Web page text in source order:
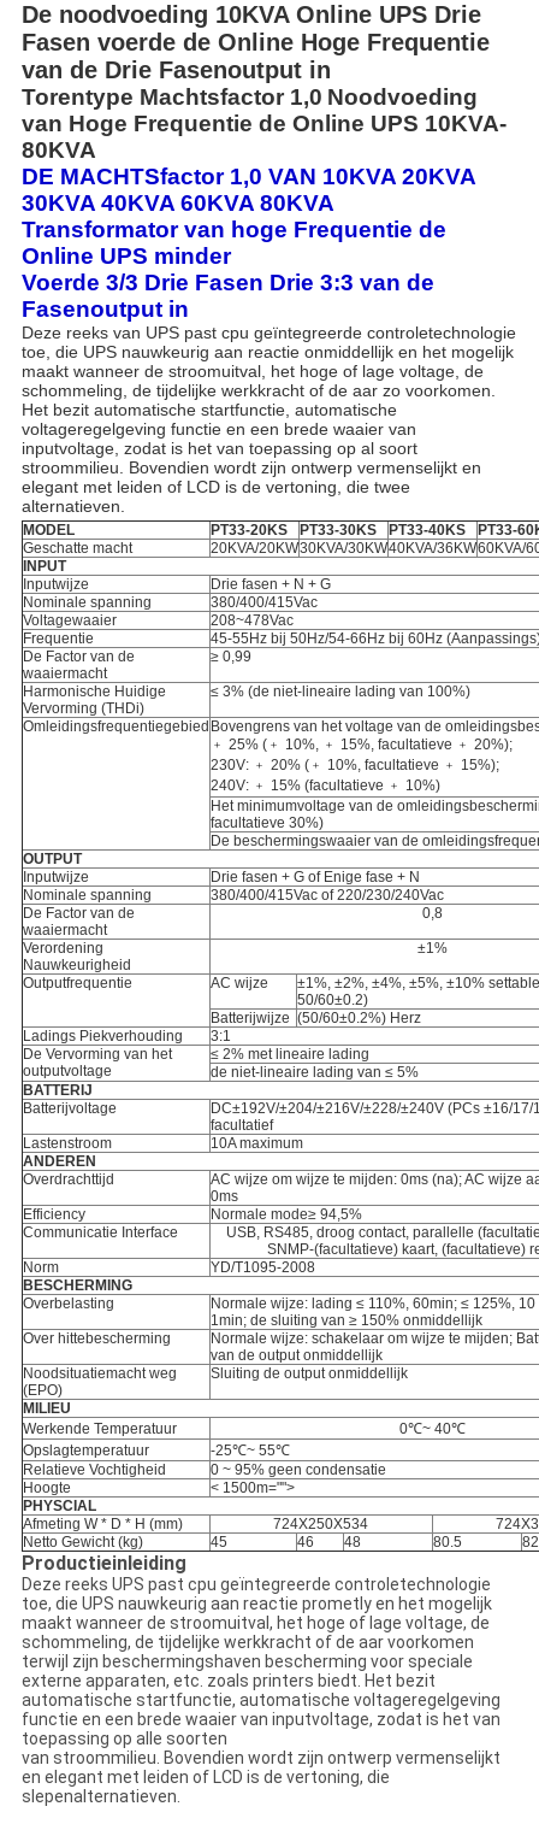
De noodvoeding 10KVA Online UPS Drie
Fasen voerde de Online Hoge Frequentie
van de Drie Fasenoutput in
Torentype Machtsfactor 1,0 Noodvoeding
van Hoge Frequentie de Online UPS 10KVA-
80KVA
DE MACHTSfactor 1,0 VAN 10KVA 20KVA
30KVA 40KVA 60KVA 80KVA
Transformator van hoge Frequentie de
Online UPS minder
Voerde 3/3 Drie Fasen Drie 3:3 van de
Fasenoutput in
Deze reeks van UPS past cpu geïntegreerde controletechnologie
toe, die UPS nauwkeurig aan reactie onmiddellijk en het mogelijk
maakt wanneer de stroomuitval, het hoge of lage voltage, de
schommeling, de tijdelijke werkkracht of de aar zo voorkomen.
Het bezit automatische startfunctie, automatische
voltageregelgeving functie en een brede waaier van
inputvoltage, zodat is het van toepassing op al soort
stroommilieu. Bovendien wordt zijn ontwerp vermenselijkt en
elegant met leiden of LCD is de vertoning, die twee
alternatieven.
MODEL PT33-20KS PT33-30KS PT33-40KS
PT33-
Geschatte macht
20KVA/20KW30KVA/30KW40KVA/36KW60KVA/
INPUT
Inputwijze
Drie fasen + N + G
Nominale spanning
380/400/415Vac
Voltagewaaier
208~478Vac
Frequentie
45-55Hz bij 50Hz/54-66Hz bij 60Hz
De Factor van de
waaiermacht
≥ 0,99
Harmonische Huidige
Vervorming (THDi)
≤ 3% (de niet-lineaire lading van 100%)
Omleidingsfrequentiegebied Bovengrens van het voltage van de
﹢ 25% (﹢ 10%, ﹢ 15%, facultatieve ﹢ 20%);
230V: ﹢ 20% (﹢ 10%, facultatieve ﹢ 15%);
240V: ﹢ 15% (facultatieve ﹢ 10%)
Het minimumvoltage van de
facultatieve 30%)
De beschermingswaaier van de
OUTPUT
Inputwijze
Drie fasen + G of Enige fase + N
Nominale spanning
380/400/415Vac of 220/230/240Vac
De Factor van de
waaiermacht
0,8
Verordening
Nauwkeurigheid
±1%
Outputfrequentie AC wijze
±1%, ±2%, ±4%, ±5%, ±10%
50/60±0.2)
Batterijwijze (50/60±0.2%) Herz
Ladings Piekverhouding
3:1
De Vervorming van het
outputvoltage
≤ 2% met lineaire lading
de niet-lineaire lading van ≤ 5%
BATTERIJ
Batterijvoltage
DC±192V/±204/±216V/±228/±240V (PCs ±16/17/
facultatief
Lastenstroom
10A maximum
ANDEREN
Overdrachttijd
AC wijze om wijze te mijden: 0ms (na); AC wijze
0ms
Efficiency
Normale mode≥ 94,5%
Communicatie Interface
USB, RS485, droog contact, parallelle
SNMP-(facultatieve) kaart, (facultatieve)
Norm
YD/T1095-2008
BESCHERMING
Overbelasting
Normale wijze: lading ≤ 110%, 60min; ≤ 125%,
1min; de sluiting van ≥ 150% onmiddellijk
Over hittebescherming
Normale wijze: schakelaar om wijze te mijden;
van de output onmiddellijk
Noodsituatiemacht weg
(EPO)
Sluiting de output onmiddellijk
MILIEU
Werkende Temperatuur
0℃~ 40℃
Opslagtemperatuur
-25℃~ 55℃
Relatieve Vochtigheid
0 ~ 95% geen condensatie
Hoogte
< 1500m="">
PHYSCIAL
Afmeting W * D * H (mm)
724X250X534
Netto Gewicht (kg)
45 46 48 80.5
Productieinleiding
Deze reeks UPS past cpu geïntegreerde controletechnologie
toe, die UPS nauwkeurig aan reactie prometly en het mogelijk
maakt wanneer de stroomuitval, het hoge of lage voltage, de
schommeling, de tijdelijke werkkracht of de aar voorkomen
terwijl zijn beschermingshaven bescherming voor speciale
externe apparaten, etc. zoals printers biedt. Het bezit
automatische startfunctie, automatische voltageregelgeving
functie en een brede waaier van inputvoltage, zodat is het van
toepassing op alle soorten
van stroommilieu. Bovendien wordt zijn ontwerp vermenselijkt
en elegant met leiden of LCD is de vertoning, die
slepenalternatieven.